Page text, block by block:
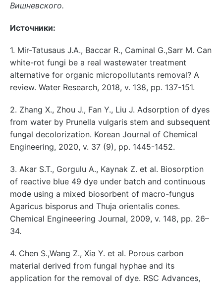
Вишневского.
Источники:
1. Mir-Tatusaus J.A., Baccar R., Caminal G.,Sarr M. Can
white-rot fungi be a real wastewater treatment
alternative for organic micropollutants removal? A
review. Water Research, 2018, v. 138, pp. 137-151.
2. Zhang X., Zhou J., Fan Y., Liu J. Adsorption of dyes
from water by Prunella vulgaris stem and subsequent
fungal decolorization. Korean Journal of Chemical
Engineering, 2020, v. 37 (9), pp. 1445-1452.
3. Akar S.T., Gorgulu A., Kaynak Z. et al. Biosorption
of reactive blue 49 dye under batch and continuous
mode using a mixed biosorbent of macro-fungus
Agaricus bisporus and Thuja orientalis cones.
Chemical Engineeering Journal, 2009, v. 148, pp. 26–
34.
4. Chen S.,Wang Z., Xia Y. et al. Porous carbon
material derived from fungal hyphae and its
application for the removal of dye. RSC Advances,